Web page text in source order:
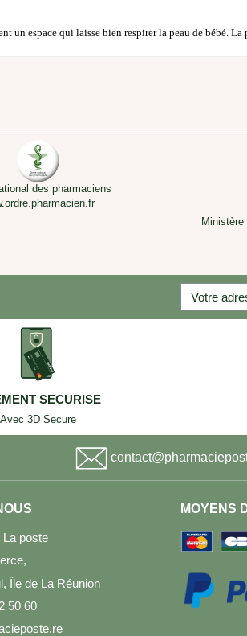
un espace qui laisse bien respirer la peau de bébé.
des pharmaciens
SECURISE
Avec 3D Secure
La poste
Île de La Réunion
50 60
MOYENS